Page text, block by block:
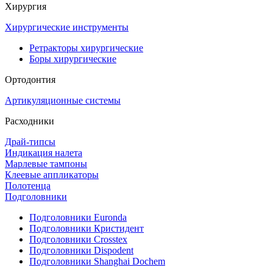
Хирургия
Хирургические инструменты
Ретракторы хирургические
Боры хирургические
Ортодонтия
Артикуляционные системы
Расходники
Драй-типсы
Индикация налета
Марлевые тампоны
Клеевые аппликаторы
Полотенца
Подголовники
Подголовники Euronda
Подголовники Кристидент
Подголовники Crosstex
Подголовники Dispodent
Подголовники Shanghai Dochem